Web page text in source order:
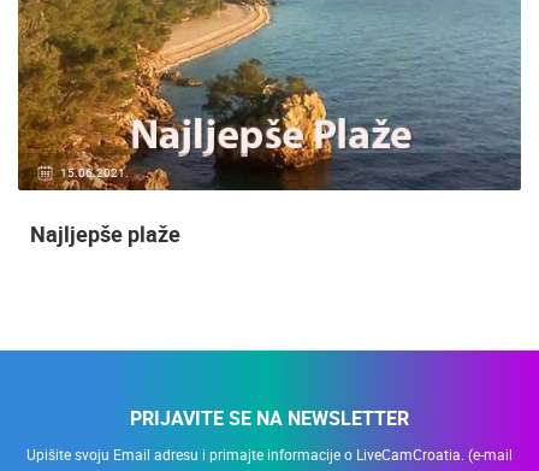
15.06.2021.
Najljepše plaže
PRIJAVITE SE NA NEWSLETTER
Upišite svoju Email adresu i primajte informacije o LiveCamCroatia. (e-mail